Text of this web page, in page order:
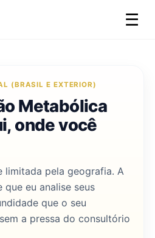
☰
(BRASIL E EXTERIOR)
Metabólica
onde você
limitada pela geografia. A
eu analise seus
que o seu
a pressa do consultório